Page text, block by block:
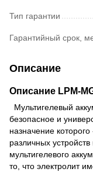
Тип гарантии
Гарантийный срок,
Описание
Описание LPM-
Мультигелевый
безопасное и
назначение
различных
мультигелевого
то, что электролит